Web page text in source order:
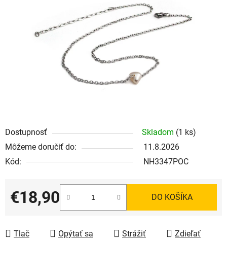
Dostupnosť Skladom (1 ks)
Môžeme doručiť do:
11.8.2026
Kód:
NH3347POC
€18,90
Jednotková cena:
DO KOŠÍKA
Tlač Opýtať sa Strážiť Zdieľať